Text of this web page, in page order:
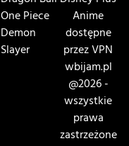
One Piece
Demon
Slayer
Anime
dostępne
przez VPN
wbijam.pl
@2026 -
wszystkie
prawa
zastrzeżone